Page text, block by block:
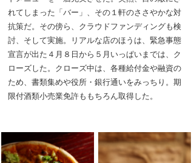
れてしまった「バー」、その１軒のささやかな対
抗策だ。その傍ら、クラウドファンディングも検
討、そして実施。リアルな店のほうは、緊急事態
宣言が出た４月８日から５月いっぱいまでは、ク
ローズした。クローズ中は、各種給付金や融資の
ため、書類集めや役所・銀行通いをみっちり。期
限付酒類小売業免許ももちろん取得した。